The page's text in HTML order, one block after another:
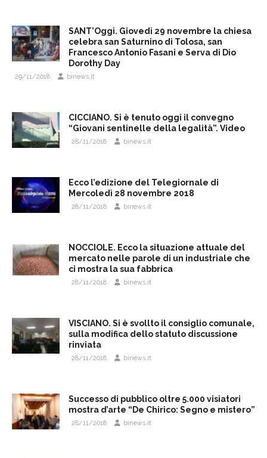
SANT’Oggi. Giovedì 29 novembre la chiesa
celebra san Saturnino di Tolosa, san
Francesco Antonio Fasani e Serva di Dio
Dorothy Day
29/11/2018 binews.it
CICCIANO. Si è tenuto oggi il convegno
“Giovani sentinelle della legalità”. Video
28/11/2018 binews.it
Ecco l’edizione del Telegiornale di
Mercoledì 28 novembre 2018
28/11/2018 binews.it
NOCCIOLE. Ecco la situazione attuale del
mercato nelle parole di un industriale che
ci mostra la sua fabbrica
28/11/2018 binews.it
VISCIANO. Si è svollto il consiglio comunale,
sulla modifica dello statuto discussione
rinviata
28/11/2018 binews.it
Successo di pubblico oltre 5.000 visiatori
mostra d’arte “De Chirico: Segno e mistero”
28/11/2018 binews.it